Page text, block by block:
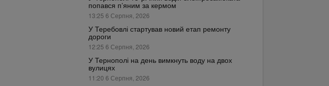
попався п’яним за кермом
13:25 6 Серпня, 2026
У Теребовлі стартував новий етап ремонту
дороги
12:25 6 Серпня, 2026
У Тернополі на день вимкнуть воду на двох
вулицях
11:20 6 Серпня, 2026